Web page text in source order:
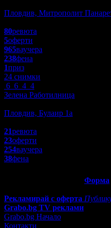
Пловдив, Митрополит
80ревюта
5оферти
965ваучера
238фена
1приз
24 снимки
6 6 4 4
Зелена Работилница
Пловдив, Булаир 1а
21ревюта
23оферти
254ваучера
38фена
Форма
Рекламирай с оферта
Grabo.bg TV реклами
Grabo.bg Начало
Контакти